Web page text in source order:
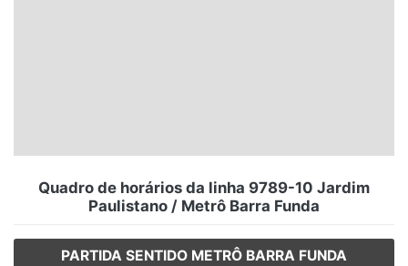
Quadro de horários da linha 9789-10 Jardim
Paulistano / Metrô Barra Funda
PARTIDA SENTIDO METRÔ BARRA FUNDA